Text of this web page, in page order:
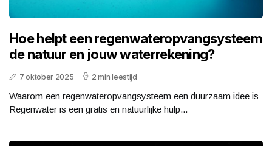
Hoe helpt een regenwateropvangsysteem
de natuur en jouw waterrekening?
7 oktober 2025 2 min leestijd
Waarom een regenwateropvangsysteem een duurzaam idee is
Regenwater is een gratis en natuurlijke hulp...